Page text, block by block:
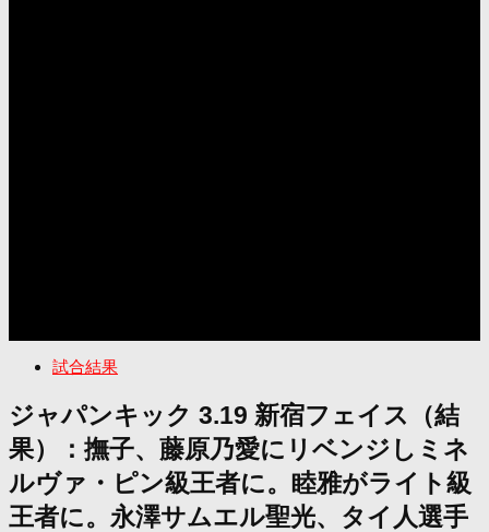
試合結果
ジャパンキック 3.19 新宿フェイス（結
果）：撫子、藤原乃愛にリベンジしミネ
ルヴァ・ピン級王者に。睦雅がライト級
王者に。永澤サムエル聖光、タイ人選手